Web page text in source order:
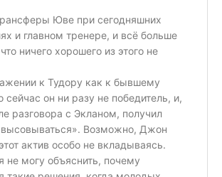
Юве при сегодняшних
и главном тренере, и всё больше
ничего хорошего из этого не
к Тудору как к бывшему
сейчас он ни разу не победитель, и,
разговора с Экланом, получил
высовываться». Возможно, Джон
актив особо не вкладываясь.
не могу объяснить, почему